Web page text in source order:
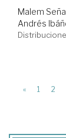
Malem
Andrés
« 1 2